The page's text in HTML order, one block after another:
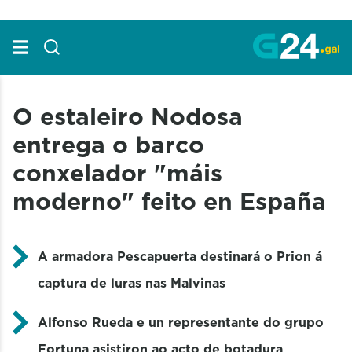
O estaleiro Nodosa
entrega o barco
conxelador "máis
moderno" feito en España
A armadora Pescapuerta destinará o Prion á
captura de luras nas Malvinas
Alfonso Rueda e un representante do grupo